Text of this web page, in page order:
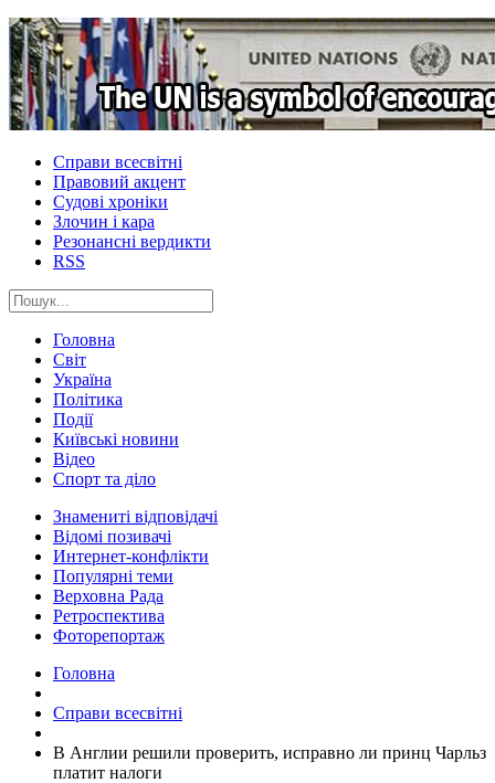
Справи всесвітні
Правовий акцент
Судові хроніки
Злочин і кара
Резонансні вердикти
RSS
Головна
Світ
Україна
Політика
Події
Київські новини
Відео
Спорт та діло
Знамениті відповідачі
Відомі позивачі
Интернет-конфлікти
Популярні теми
Верховна Рада
Ретроспектива
Фоторепортаж
Головна
Справи всесвітні
В Англии решили проверить, исправно ли принц Чарльз
платит налоги